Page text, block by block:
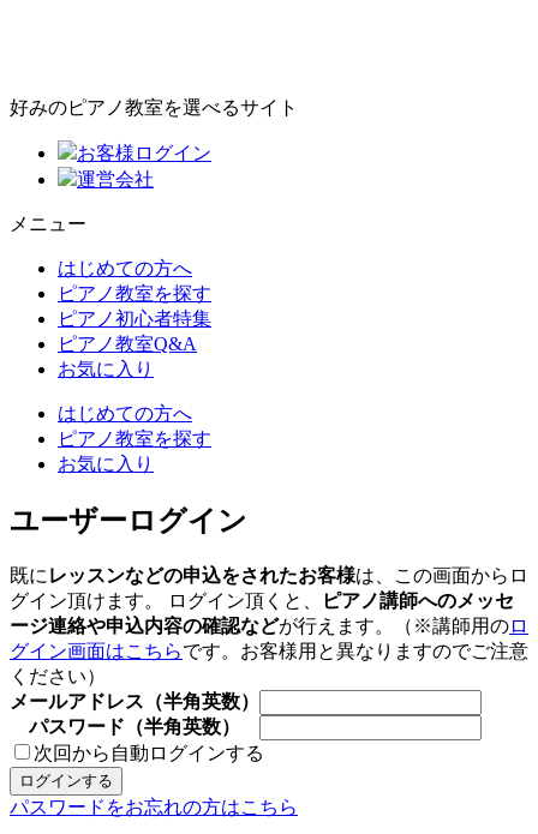
好みのピアノ教室を選べるサイト
お客様ログイン
運営会社
メニュー
はじめての方へ
ピアノ教室を探す
ピアノ初心者特集
ピアノ教室Q&A
お気に入り
はじめての方へ
ピアノ教室を探す
お気に入り
ユーザーログイン
既に レッスンなどの申込をされたお客様は、この画面からロ
グイン頂けます。 ログイン頂くと、
ピアノ講師へのメッセ
ージ連絡や申込内容の確認などが行えます。（※講師用のロ
グイン画面はこちらです。お客様用と異なりますのでご注意
ください）
メールアドレス（半角英数）
パスワード（半角英数）
次回から自動ログインする
パスワードをお忘れの方はこちら